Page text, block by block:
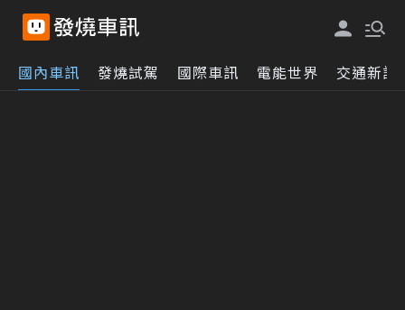
國內車訊 發燒試駕 國際車訊 電能世界 交通新訊